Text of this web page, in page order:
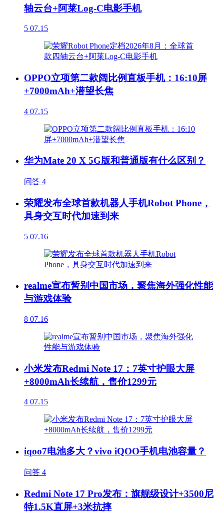
轴云台+阿莱Log-C电影手机
5 07.15
OPPO立项第二款阔比例直板手机：16:10屏
+7000mAh+潜望长焦
4 07.15
华为Mate 20 X 5G版和普通版有什么区别？
问答 4
荣耀发布全球首款机器人手机Robot Phone，
具身交互时代加速到来
5 07.16
realme宣布暂别中国市场，聚焦海外强化性能
与游戏体验
8 07.16
小米发布Redmi Note 17：7英寸护眼大屏
+8000mAh长续航，售价1299元
4 07.15
iqoo7电池多大？vivo iQOO手机电池容量？
问答 4
Redmi Note 17 Pro发布：旗舰级设计+3500尼
特1.5K直屏+3米抗摔